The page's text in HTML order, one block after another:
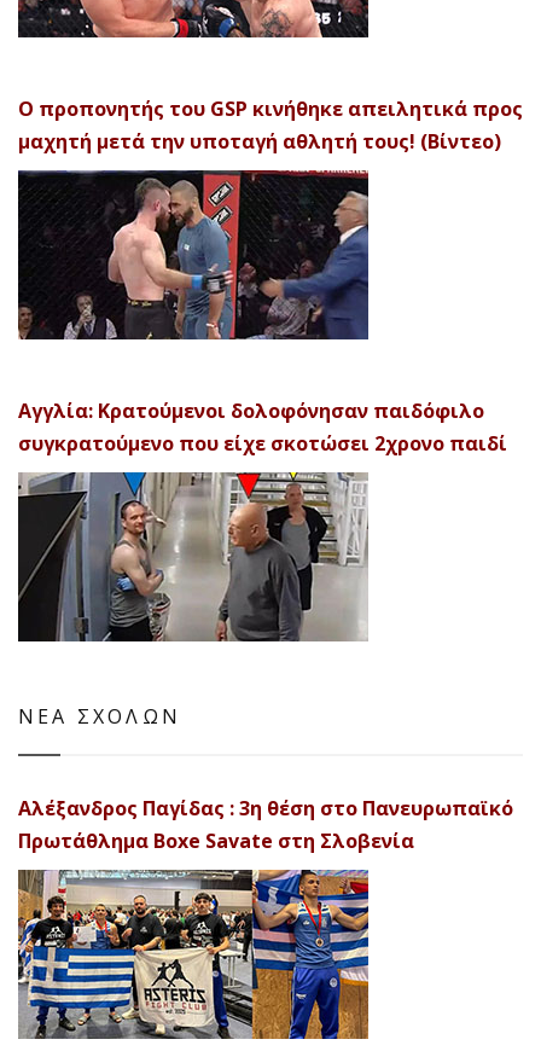
Ο προπονητής του GSP κινήθηκε απειλητικά προς
μαχητή μετά την υποταγή αθλητή τους! (Βίντεο)
Αγγλία: Κρατούμενοι δολοφόνησαν παιδόφιλο
συγκρατούμενο που είχε σκοτώσει 2χρονο παιδί
ΝΕΑ ΣΧΟΛΩΝ
Αλέξανδρος Παγίδας : 3η θέση στο Πανευρωπαϊκό
Πρωτάθλημα Boxe Savate στη Σλοβενία